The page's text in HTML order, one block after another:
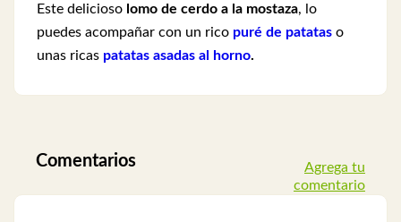
Este delicioso lomo de cerdo a la mostaza, lo
puedes acompañar con un rico puré de patatas o
unas ricas patatas asadas al horno.
Comentarios
Agrega tu
comentario